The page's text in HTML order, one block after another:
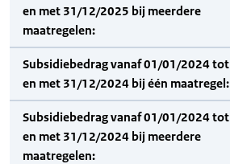
en met 31/12/2025 bij meerdere
maatregelen:
Subsidiebedrag vanaf 01/01/2024 tot
en met 31/12/2024 bij één maatregel:
Subsidiebedrag vanaf 01/01/2024 tot
en met 31/12/2024 bij meerdere
maatregelen: